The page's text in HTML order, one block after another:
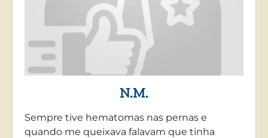
N.M.
Sempre tive hematomas nas pernas e
quando me queixava falavam que tinha